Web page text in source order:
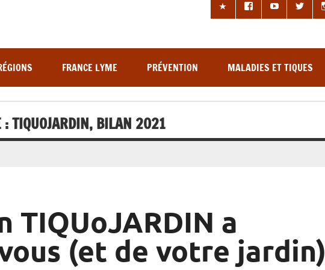
FRANCE LYME PRÉVENTION MALADIES ET TIQUES
TIQUOJARDIN, BILAN 2021
TIQUoJARDIN a
(et de votre jardin)